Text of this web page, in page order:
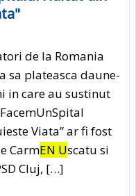
de la Romania
sa plateasca daune-
in care au sustinut
Viata” ar fi fost
CarmEN Uscatu si
Cluj, […]